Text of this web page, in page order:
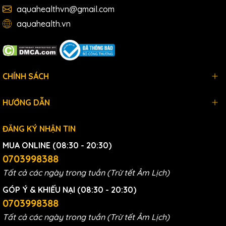
Aquaphor tự hào là nhà sản xuất máy lọc nước lớn nhất
Các dòng Máy lọc nước
Aquaphor
Tùy vào nhu cầu sử dụng cũng như vị trí lắp đặt mà
người dùng có thể tùy chọn kiểu máy lọc nước cho phù
aquahealthvn@gmail.com
aquahealth.vn
CHÍNH SÁCH
HƯỚNG DẪN
ĐĂNG KÝ NHẬN TIN
MUA ONLINE (08:30 - 20:30)
0703998388
Tất cả các ngày trong tuần (Trừ tết Âm Lịch)
GÓP Ý & KHIẾU NẠI (08:30 - 20:30)
0703998388
Tất cả các ngày trong tuần (Trừ tết Âm Lịch)